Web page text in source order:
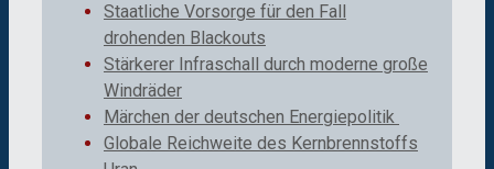
Staatliche Vorsorge für den Fall
drohenden Blackouts
Stärkerer Infraschall durch moderne große
Windräder
Märchen der deutschen Energiepolitik
Globale Reichweite des Kernbrennstoffs